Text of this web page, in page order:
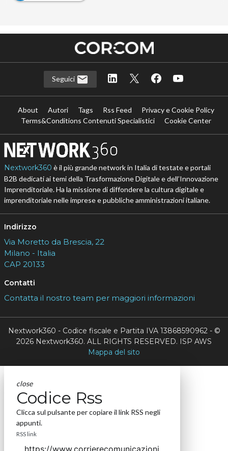
Seguici
About Autori Tags Rss Feed
Privacy e Cookie Policy
Terms&Conditions Contenuti Specialistici
Cookie Center
Nextwork360 è il più grande network in Italia di testate e portali
B2B dedicati ai temi della Trasformazione Digitale e dell’Innovazione
Imprenditoriale. Ha la missione di diffondere la cultura digitale e
imprenditoriale nelle imprese e pubbliche amministrazioni italiane.
Indirizzo
Via Moretto da Brescia, 22
Milano - Italia
CAP 20133
Contatti
Contatta il nostro team per maggiori informazioni
Nextwork360 - Codice fiscale e Partita IVA 13868590962 - ©
2026 Nextwork360. ALL RIGHTS RESERVED. ISP AWS
Mappa del sito
close
Codice Rss
Clicca sul pulsante per copiare il link RSS negli
appunti.
RSS link